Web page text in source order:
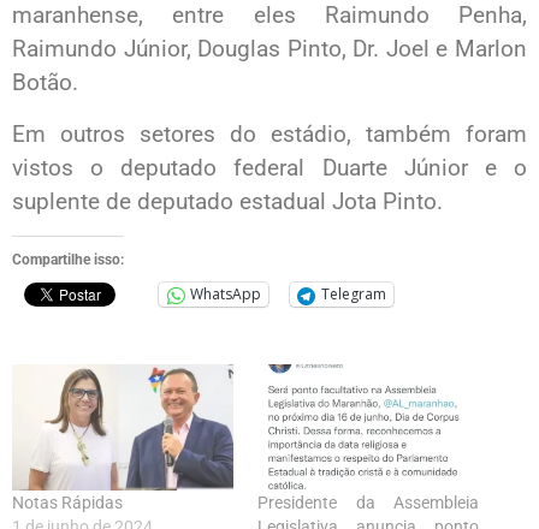
maranhense, entre eles Raimundo Penha,
Raimundo Júnior, Douglas Pinto, Dr. Joel e Marlon
Botão.
Em outros setores do estádio, também foram
vistos o deputado federal Duarte Júnior e o
suplente de deputado estadual Jota Pinto.
Compartilhe isso:
WhatsApp Telegram
Notas Rápidas
Presidente da Assembleia